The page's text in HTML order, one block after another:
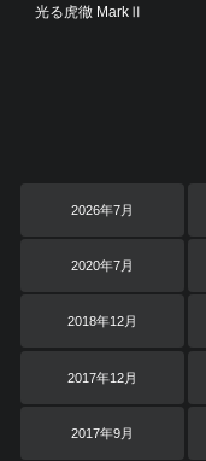
光る虎徹 MarkⅡ
2026年7月
2020年7月
2018年12月
2017年12月
2017年9月